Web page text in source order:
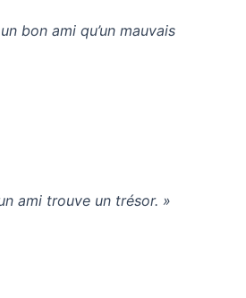
bon ami qu’un mauvais
ami trouve un trésor. »